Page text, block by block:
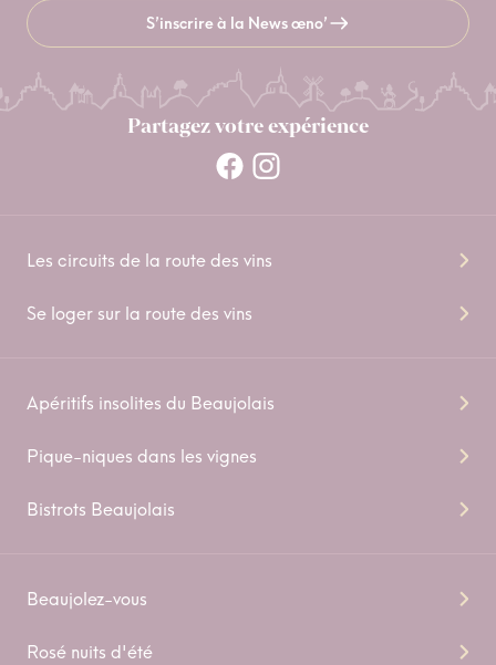
S’inscrire à la News œno’
Partagez votre expérience
Les circuits de la route des vins
Se loger sur la route des vins
Apéritifs insolites du Beaujolais
Pique-niques dans les vignes
Bistrots Beaujolais
Beaujolez-vous
Rosé nuits d'été